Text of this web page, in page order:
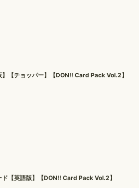
】【チョッパー】【DON!! Card Pack Vol.2】
【英語版】【DON!! Card Pack Vol.2】